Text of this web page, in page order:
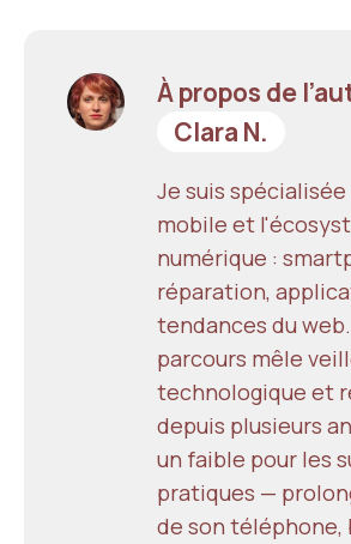
À propos de
Clara N.
Je suis spécialisée
mobile et
numérique :
réparation,
tendances du
parcours mêle
technologique et
depuis plusieurs
un faible pour les
pratiques —
de son téléphone,